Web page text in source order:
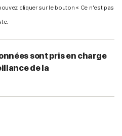
cliquer sur le bouton « Ce n'est pas
sont pris en charge
de la